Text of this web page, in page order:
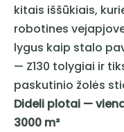
kitais iššūkiais,
robotines
lygus kaip stalo
— Z130 tolygiai ir
paskutinio žolės
Dideli plotai —
3000 m²